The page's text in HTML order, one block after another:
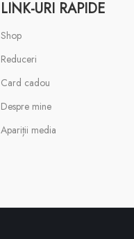
LINK-URI RAPIDE
Shop
Reduceri
Card cadou
Despre mine
Apariții media